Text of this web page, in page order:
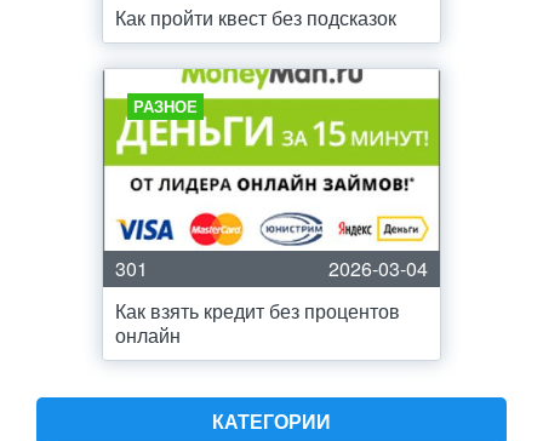
Как пройти квест без подсказок
РАЗНОЕ
301
2026-03-04
Как взять кредит без процентов
онлайн
КАТЕГОРИИ